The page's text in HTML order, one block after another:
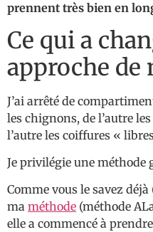
prennent très bien en
Ce qui a
approche de
J’ai arrêté de
les chignons, de l’autre
l’autre les coiffures «
Je privilégie une méthode
Comme vous le savez
ma méthode (méthode
elle a commencé à